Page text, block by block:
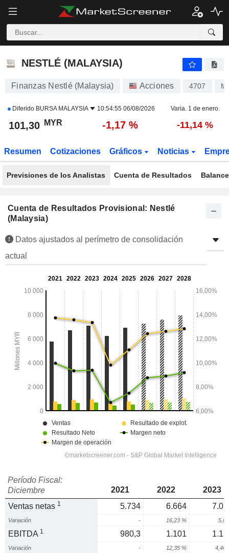
NESTLÉ (MALAYSIA)
NESTLÉ (MALAYSIA)
Finanzas Nestlé (Malaysia) Acciones 4707
Diferido BURSA MALAYSIA 10:54:55 06/08/2026 Varia. 1 de enero.
101,30 MYR -1,17 % -11,14 %
Resumen Cotizaciones Gráficos Noticias
Previsiones de los Analistas Cuenta de Resultados Balance
Cuenta de Resultados Provisional: Nestlé
(Malaysia)
Datos ajustados al perímetro de consolidación
actual
Período Fiscal:
Diciembre
2021 2022
2023
Ventas netas 1 5.734 6.664
Variación - 16,23 % 5,8
EBITDA 1 980,3 1.101
Variación - 12,35 % 4,46